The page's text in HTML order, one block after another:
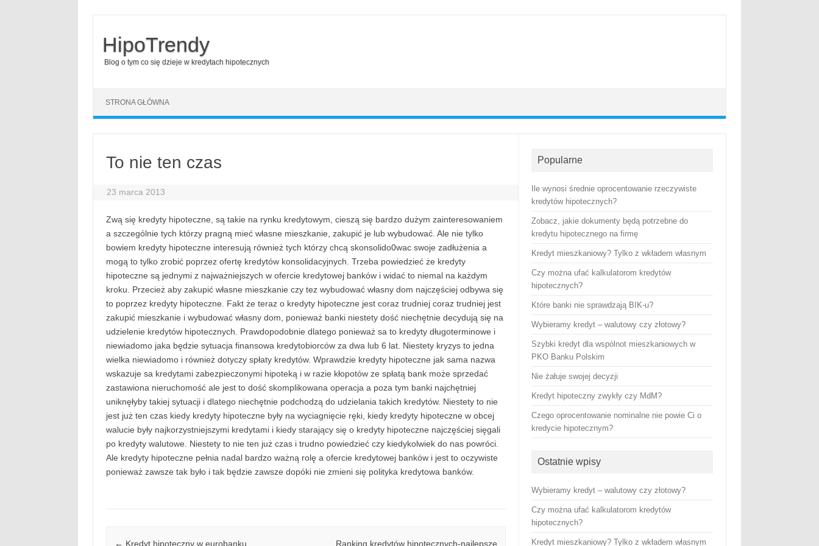
HipoTrendy
Blog o tym co się dzieje w kredytach hipotecznych
STRONA GŁÓWNA
To nie ten czas
23 marca 2013
Zwą się kredyty hipoteczne, są takie na rynku kredytowym, cieszą się bardzo dużym zainteresowaniem
a szczególnie tych którzy pragną mieć własne mieszkanie, zakupić je lub wybudować. Ale nie tylko
bowiem kredyty hipoteczne interesują również tych którzy chcą skonsolido0wac swoje zadłużenia a
mogą to tylko zrobić poprzez ofertę kredytów konsolidacyjnych. Trzeba powiedzieć że kredyty
hipoteczne są jednymi z najważniejszych w ofercie kredytowej banków i widać to niemal na każdym
kroku. Przecież aby zakupić własne mieszkanie czy tez wybudować własny dom najczęściej odbywa się
to poprzez kredyty hipoteczne. Fakt że teraz o kredyty hipoteczne jest coraz trudniej coraz trudniej jest
zakupić mieszkanie i wybudować własny dom, ponieważ banki niestety dość niechętnie decydują się na
udzielenie kredytów hipotecznych. Prawdopodobnie dlatego ponieważ sa to kredyty długoterminowe i
niewiadomo jaka będzie sytuacja finansowa kredytobiorców za dwa lub 6 lat. Niestety kryzys to jedna
wielka niewiadomo i również dotyczy spłaty kredytów. Wprawdzie kredyty hipoteczne jak sama nazwa
wskazuje sa kredytami zabezpieczonymi hipoteką i w razie kłopotów ze spłatą bank może sprzedać
zastawiona nieruchomość ale jest to dość skomplikowana operacja a poza tym banki najchętniej
uniknęłyby takiej sytuacji i dlatego niechętnie podchodzą do udzielania takich kredytów. Niestety to nie
jest już ten czas kiedy kredyty hipoteczne były na wyciagnięcie ręki, kiedy kredyty hipoteczne w obcej
walucie były najkorzystniejszymi kredytami i kiedy starający się o kredyty hipoteczne najczęściej sięgali
po kredyty walutowe. Niestety to nie ten już czas i trudno powiedzieć czy kiedykolwiek do nas powróci.
Ale kredyty hipoteczne pełnia nadal bardzo ważną rolę a ofercie kredytowej banków i jest to oczywiste
ponieważ zawsze tak było i tak będzie zawsze dopóki nie zmieni się polityka kredytowa banków.
Post navigation
← Kredyt hipoteczny w eurobanku Ranking kredytów hipotecznych-najlepsze
Popularne
Ile wynosi średnie oprocentowanie rzeczywiste
kredytów hipotecznych?
Zobacz, jakie dokumenty będą potrzebne do
kredytu hipotecznego na firmę
Kredyt mieszkaniowy? Tylko z wkładem własnym
Czy można ufać kalkulatorom kredytów
hipotecznych?
Które banki nie sprawdzają BIK-u?
Wybieramy kredyt – walutowy czy złotowy?
Szybki kredyt dla wspólnot mieszkaniowych w
PKO Banku Polskim
Nie żałuje swojej decyzji
Kredyt hipoteczny zwykły czy MdM?
Czego oprocentowanie nominalne nie powie Ci o
kredycie hipotecznym?
Ostatnie wpisy
Wybieramy kredyt – walutowy czy złotowy?
Czy można ufać kalkulatorom kredytów
hipotecznych?
Kredyt mieszkaniowy? Tylko z wkładem własnym